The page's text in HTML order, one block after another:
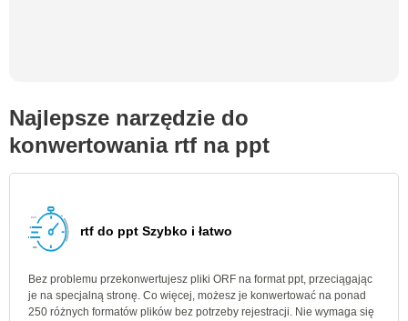
Najlepsze narzędzie do
konwertowania rtf na ppt
rtf do ppt Szybko i łatwo
Bez problemu przekonwertujesz pliki ORF na format ppt, przeciągając
je na specjalną stronę. Co więcej, możesz je konwertować na ponad
250 różnych formatów plików bez potrzeby rejestracji. Nie wymaga się